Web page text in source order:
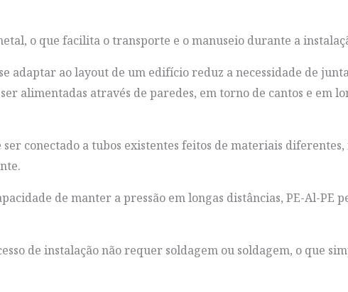
o que facilita o transporte e o manuseio durante a
adaptar ao layout de um edifício reduz a necessidade de
alimentadas através de paredes, em torno de cantos e em
conectado a tubos existentes feitos de materiais
de manter a pressão em longas distâncias, PE-Al-PE
de instalação não requer soldagem ou soldagem, o que